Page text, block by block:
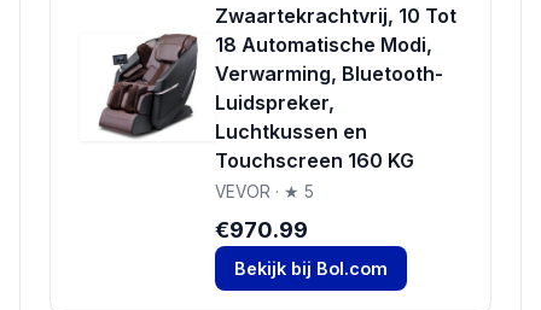
Zwaartekrachtvrij, 10 Tot
18 Automatische Modi,
Verwarming, Bluetooth-
Luidspreker,
Luchtkussen en
Touchscreen 160 KG
VEVOR · ★ 5
€970.99
Bekijk bij Bol.com